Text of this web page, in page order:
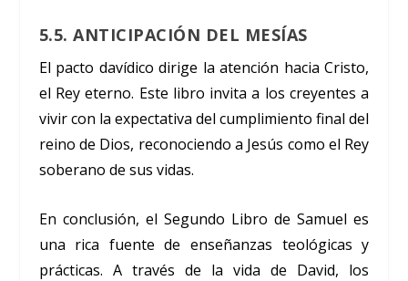
5.5. ANTICIPACIÓN DEL MESÍAS
El pacto davídico dirige la atención hacia Cristo,
el Rey eterno. Este libro invita a los creyentes a
vivir con la expectativa del cumplimiento final del
reino de Dios, reconociendo a Jesús como el Rey
soberano de sus vidas.
En conclusión, el Segundo Libro de Samuel es
una rica fuente de enseñanzas teológicas y
prácticas. A través de la vida de David, los